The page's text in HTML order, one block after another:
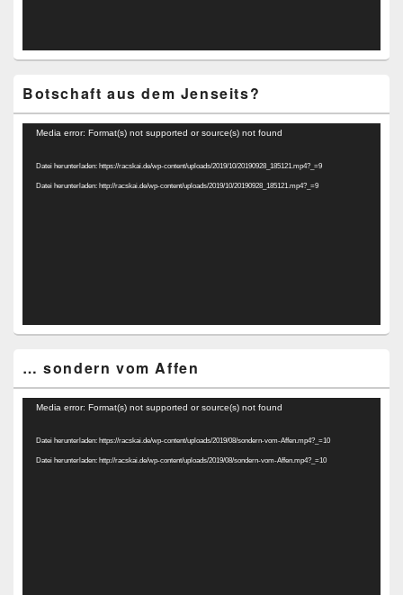
Botschaft aus dem Jenseits?
Video-
Media error: Format(s) not supported or source(s) not found
Datei herunterladen: https://racskai.de/wp-content/uploads/2019/10/20190928_185121.mp4?_=9
Datei herunterladen: http://racskai.de/wp-content/uploads/2019/10/20190928_185121.mp4?_=9
… sondern vom Affen
Video-
Media error: Format(s) not supported or source(s) not found
Datei herunterladen: https://racskai.de/wp-content/uploads/2019/08/sondern-vom-Affen.mp4?_=10
Datei herunterladen: http://racskai.de/wp-content/uploads/2019/08/sondern-vom-Affen.mp4?_=10